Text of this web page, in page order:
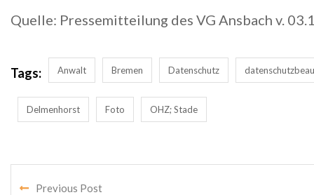
Quelle: Pressemitteilung des VG Ansbach v.
Tags: Anwalt Bremen Datenschutz
Delmenhorst Foto OHZ; Stade
Previous Post